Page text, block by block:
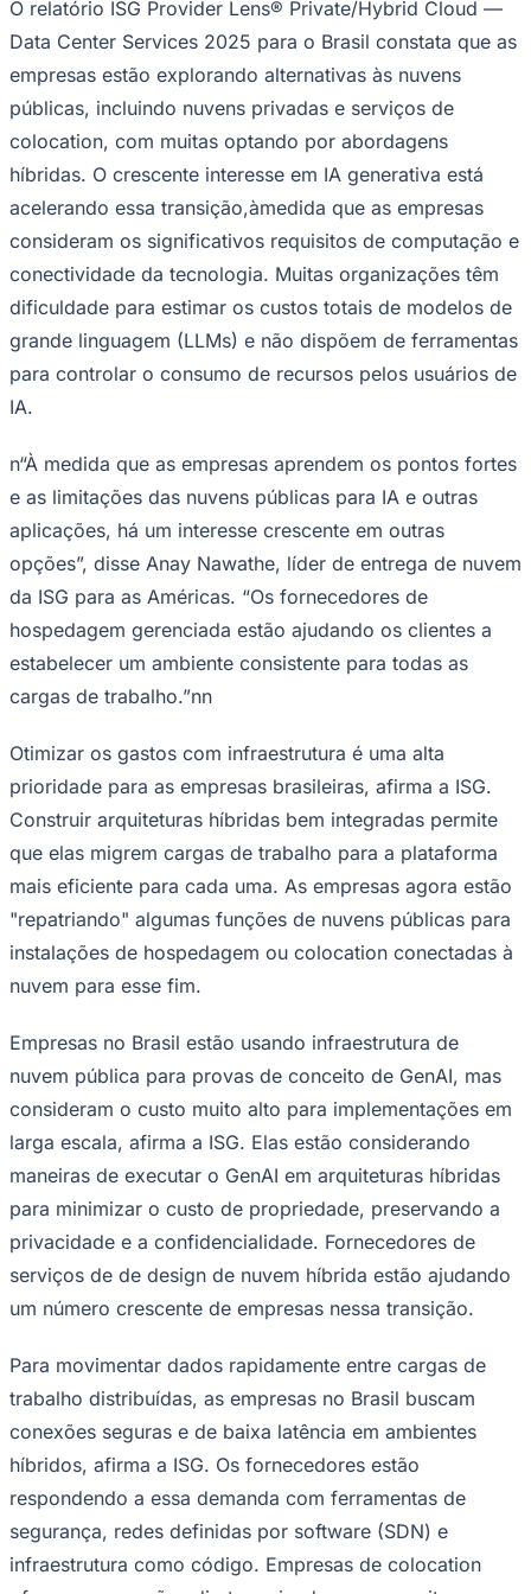
Para Sua Empresa
Anuncie Regional
Guia de Empresas
Vagas na Região Novo
Hub de Negócios
Guia Comercial
Selo Verificado
Portal Educacional
Agenda de Vestibulares
Vagas de Emprego
Concursos
Panorama Econômico
Panorama Econômico
Para Sua Empresa
Verificar EmpresaNovo
Anunciar Vagas
Novo
Publicidade Legal
NBA
NFL
UFC
Tênis (ATP)
MLB
NHL
Atletismo
Vôlei
Brasileirão Série A
Brasileirão Série B
Paulistão
Copa do Brasil
Libertadores
Sul-Americana
Copa América
Champions League
Premier League
Mundial 2026
Times - Ir direto
O relatório ISG Provider Lens® Private/Hybrid Cloud —
Data Center Services 2025 para o Brasil constata que as
empresas estão explorando alternativas às nuvens
públicas, incluindo nuvens privadas e serviços de
colocation, com muitas optando por abordagens
híbridas. O crescente interesse em IA generativa está
acelerando essa transição,àmedida que as empresas
consideram os significativos requisitos de computação e
conectividade da tecnologia. Muitas organizações têm
dificuldade para estimar os custos totais de modelos de
grande linguagem (LLMs) e não dispõem de ferramentas
para controlar o consumo de recursos pelos usuários de
IA.
n“À medida que as empresas aprendem os pontos fortes
e as limitações das nuvens públicas para IA e outras
aplicações, há um interesse crescente em outras
opções”, disse Anay Nawathe, líder de entrega de nuvem
da ISG para as Américas. “Os fornecedores de
hospedagem gerenciada estão ajudando os clientes a
estabelecer um ambiente consistente para todas as
cargas de trabalho.”nn
Otimizar os gastos com infraestrutura é uma alta
prioridade para as empresas brasileiras, afirma a ISG.
Construir arquiteturas híbridas bem integradas permite
que elas migrem cargas de trabalho para a plataforma
mais eficiente para cada uma. As empresas agora estão
"repatriando" algumas funções de nuvens públicas para
instalações de hospedagem ou colocation conectadas à
nuvem para esse fim.
Empresas no Brasil estão usando infraestrutura de
nuvem pública para provas de conceito de GenAI, mas
consideram o custo muito alto para implementações em
larga escala, afirma a ISG. Elas estão considerando
maneiras de executar o GenAI em arquiteturas híbridas
para minimizar o custo de propriedade, preservando a
privacidade e a confidencialidade. Fornecedores de
serviços de de design de nuvem híbrida estão ajudando
um número crescente de empresas nessa transição.
Para movimentar dados rapidamente entre cargas de
trabalho distribuídas, as empresas no Brasil buscam
conexões seguras e de baixa latência em ambientes
híbridos, afirma a ISG. Os fornecedores estão
respondendo a essa demanda com ferramentas de
segurança, redes definidas por software (SDN) e
infraestrutura como código. Empresas de colocation